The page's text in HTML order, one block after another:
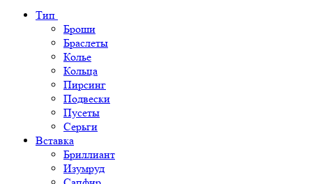
Тип
Броши
Браслеты
Колье
Кольца
Пирсинг
Подвески
Пусеты
Серьги
Вставка
Бриллиант
Изумруд